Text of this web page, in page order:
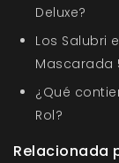
Deluxe?
Los Salubri
Mascarada
¿Qué
Rol?
Relacionada